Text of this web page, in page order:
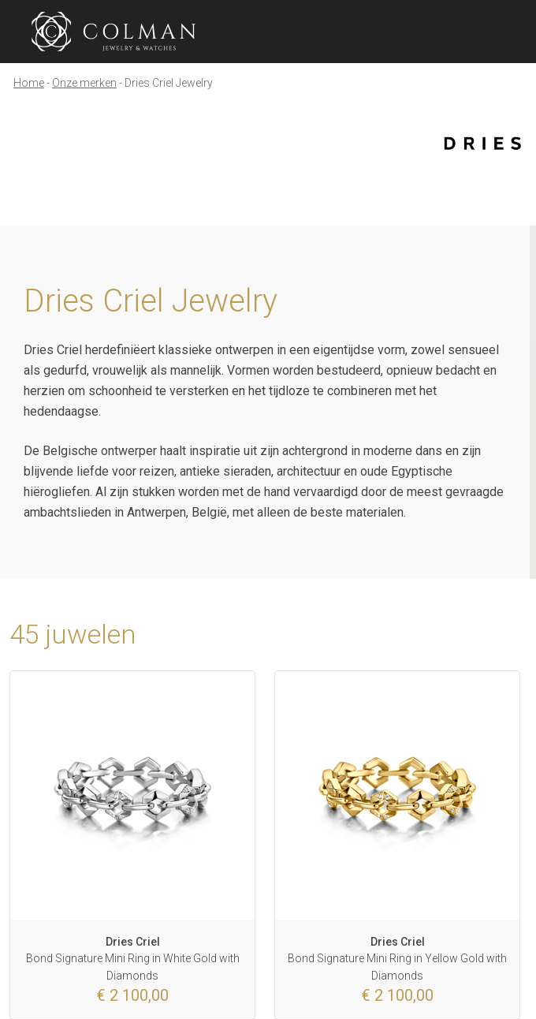
Home Onze merken Dries Criel Jewelry
Dries Criel Jewelry
Dries Criel herdefiniëert klassieke ontwerpen in een eigentijdse vorm, zowel sensueel
als gedurfd, vrouwelijk als mannelijk. Vormen worden bestudeerd, opnieuw bedacht en
herzien om schoonheid te versterken en het tijdloze te combineren met het
hedendaagse.
De Belgische ontwerper haalt inspiratie uit zijn achtergrond in moderne dans en zijn
blijvende liefde voor reizen, antieke sieraden, architectuur en oude Egyptische
hiërogliefen. Al zijn stukken worden met de hand vervaardigd door de meest gevraagde
ambachtslieden in Antwerpen, België, met alleen de beste materialen.
45 juwelen
Dries Criel
Bond Signature Mini Ring in White Gold with
Diamonds
€ 2 100,00
Dries Criel
Bond Signature Mini Ring in Yellow Gold with
Diamonds
€ 2 100,00